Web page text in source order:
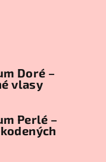
Doré –
vlasy
Perlé –